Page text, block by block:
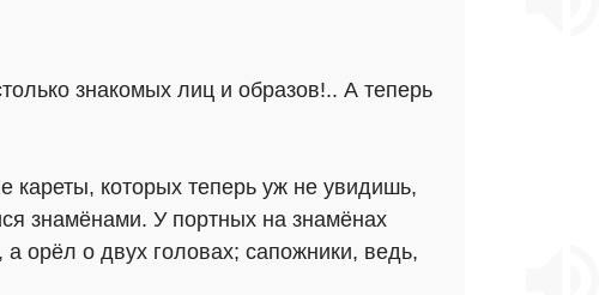
знакомых лиц и образов!.. А теперь
кареты, которых теперь уж не увидишь,
знамёнами. У портных на знамёнах
орёл о двух головах; сапожники, ведь,